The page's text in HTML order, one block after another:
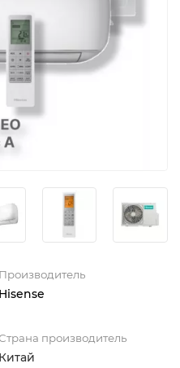
Производитель
Hisense
производитель
Китай